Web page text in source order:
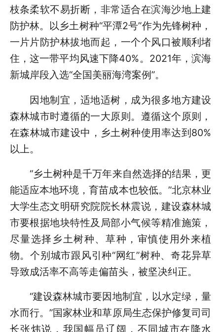
枝条柔软不易折断，非常适合在滨海沙地上建
防护林。以乡土树种“平潭2号”作为先锋树种，
一片片防护林拔地而起，一个个风口被顺利堵
住，这一带平均风速下降40%。2021年，滨海
新城岸段入选“全国美丽海湾案例”。
因地制宜，适地适树，成为很多地方建设
森林城市时遵循的一大原则。遵循这个原则，
在森林城市建设中，乡土树种使用率达到80%
以上。
“乡土树种是千万年来自然选择的结果，更
能适应本地环境，育苗成本也较低。”北京林业
大学生态文明研究院院长林震说，建设森林城
市要根据地块特性及局部小气候等精准施策，
尽量选择乡土树种、草种，审慎使用外来植
物。个别城市跟风引种“网红”树种、奇花异草
导致成活率不高等走偏苗头，被坚决纠正。
“建设森林城市要因地制宜，以水定绿，量
水而行。”国家林业和草原局生态保护修复司司
长张炜说，我国幅员辽阔，不同城市在降水